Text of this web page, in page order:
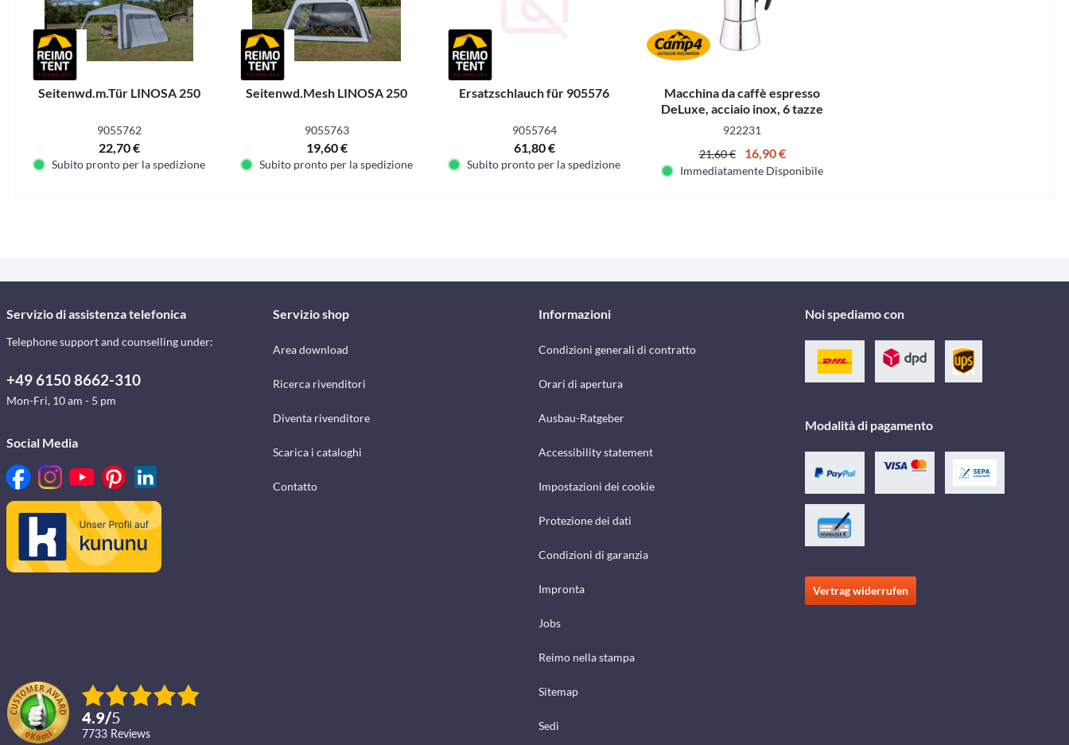
Seitenwd.m.Tür LINOSA 250
9055762
22,70 €
Subito pronto per la spedizione
Seitenwd.Mesh LINOSA 250
9055763
19,60 €
Subito pronto per la spedizione
Ersatzschlauch für 905576
9055764
61,80 €
Subito pronto per la spedizione
Macchina da caffè espresso
DeLuxe, acciaio inox, 6 tazze
922231
21,60 €
16,90 €
Immediatamente Disponibile
Servizio di assistenza telefonica
Telephone support and counselling under:
+49 6150 8662-310
Mon-Fri, 10 am - 5 pm
Social Media
4.9/5
7733 reviews
Servizio shop
Area download
Ricerca rivenditori
Diventa rivenditore
Scarica i cataloghi
Contatto
Informazioni
Condizioni generali di contratto
Orari di apertura
Ausbau-Ratgeber
Accessibility statement
Impostazioni dei cookie
Protezione dei dati
Condizioni di garanzia
Impronta
Jobs
Reimo nella stampa
Sitemap
Sedi
Noi spediamo con
Modalità di pagamento
Vertrag widerrufen